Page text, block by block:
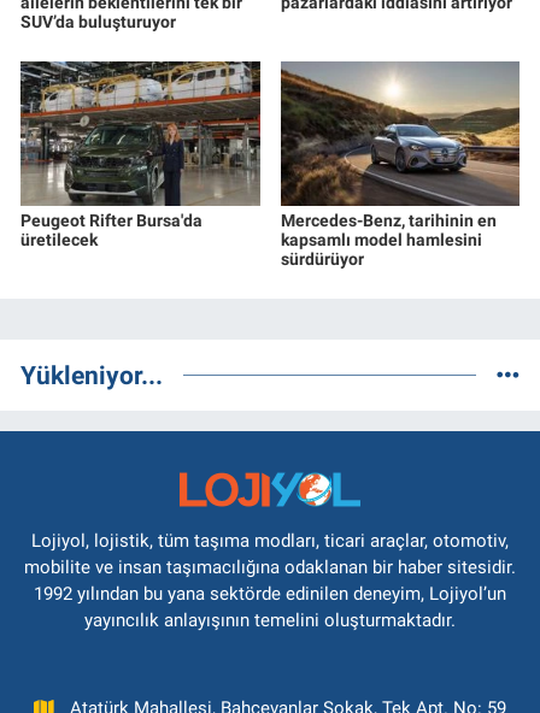
SUV’da buluşturuyor
Peugeot Rifter Bursa'da
üretilecek
Mercedes-Benz, tarihinin en
kapsamlı model hamlesini
sürdürüyor
Yükleniyor...
Lojiyol, lojistik, tüm taşıma modları, ticari araçlar, otomotiv,
mobilite ve insan taşımacılığına odaklanan bir haber sitesidir.
1992 yılından bu yana sektörde edinilen deneyim, Lojiyol’un
yayıncılık anlayışının temelini oluşturmaktadır.
Atatürk Mahallesi, Bahçevanlar Sokak, Tek Apt. No: 59